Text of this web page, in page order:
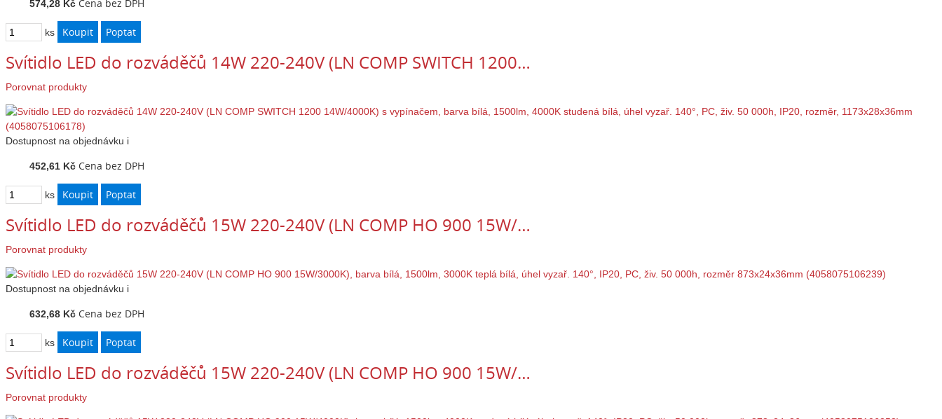
574,28 Kč Cena bez DPH
ks
Svítidlo LED do rozváděčů 14W 220-240V (LN COMP SWITCH 1200…
Porovnat produkty
Dostupnost na objednávku i
452,61 Kč Cena bez DPH
ks
Svítidlo LED do rozváděčů 15W 220-240V (LN COMP HO 900 15W/…
Porovnat produkty
Dostupnost na objednávku i
632,68 Kč Cena bez DPH
ks
Svítidlo LED do rozváděčů 15W 220-240V (LN COMP HO 900 15W/…
Porovnat produkty